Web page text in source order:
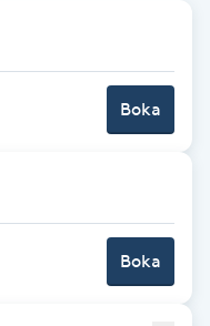
Boka
Boka